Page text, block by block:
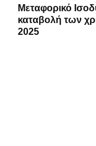
Μεταφορικό
καταβολή των
2025